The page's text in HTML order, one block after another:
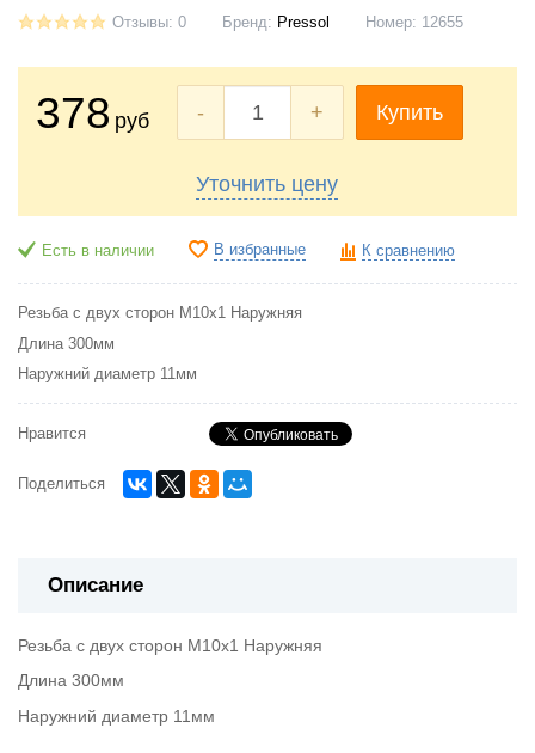
Отзывы: 0 Бренд: Pressol Номер: 12655
378 руб - + Купить
Уточнить цену
Есть в наличии В избранные К сравнению
Резьба с двух сторон М10х1 Наружняя
Длина 300мм
Наружний диаметр 11мм
Нравится
Поделиться
Описание
Резьба с двух сторон М10х1 Наружняя
Длина 300мм
Наружний диаметр 11мм